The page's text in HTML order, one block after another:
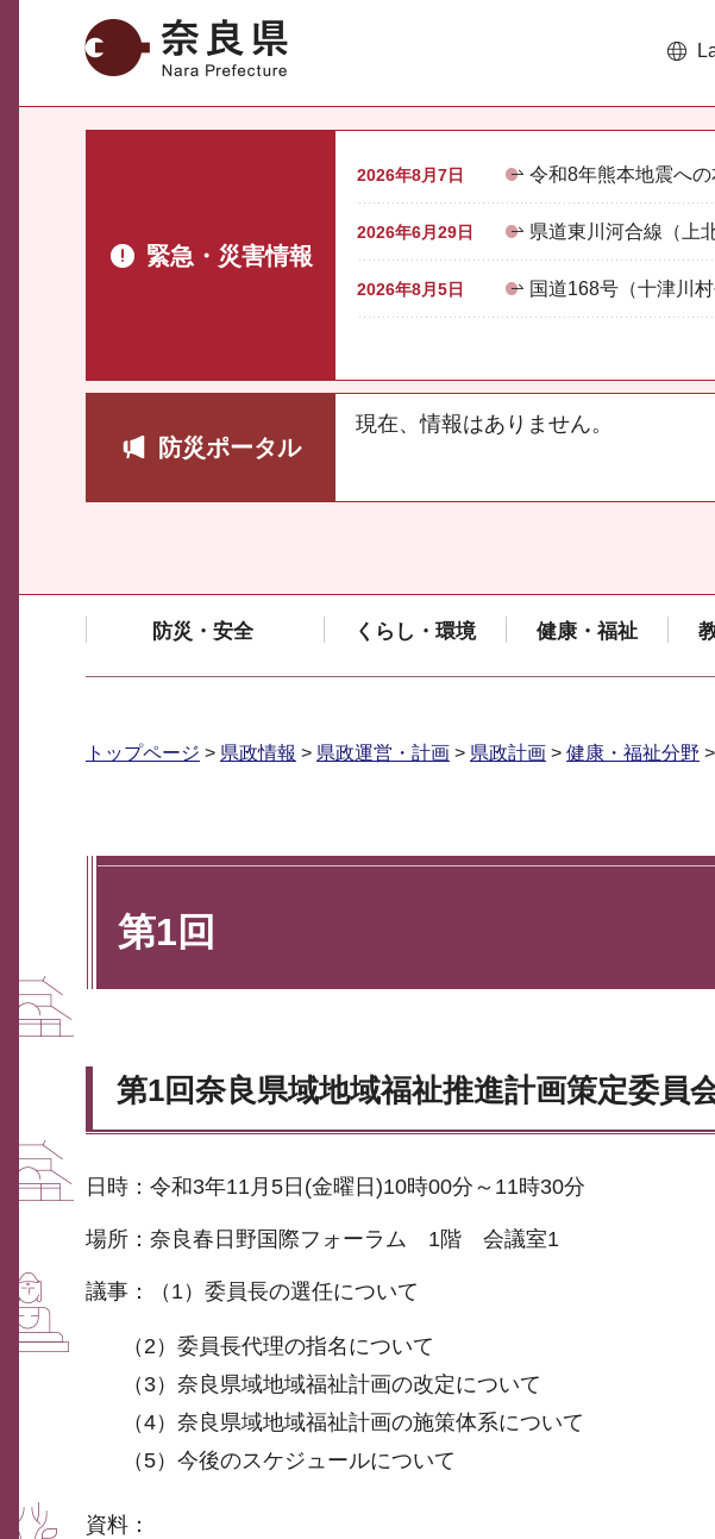
奈良県
緊急・災害情報
2026年8月7日 令和8年熊本地震へ
2026年6月29日 県道東川河合線（上
2026年8月5日 国道168号（十津川
防災ポータル
現在、情報はありません。
防災・安全 くらし・環境 健康・福祉
トップページ > 県政情報 > 県政運営・計画 > 県政計画 > 健康・福祉分野 >
第1回
第1回奈良県域地域福祉推進計画策定委員
日時：令和3年11月5日(金曜日)10時00分～11時30分
場所：奈良春日野国際フォーラム 1階 会議室1
議事：（1）委員長の選任について
（2）委員長代理の指名について
（3）奈良県域地域福祉計画の改定について
（4）奈良県域地域福祉計画の施策体系について
（5）今後のスケジュールについて
資料：